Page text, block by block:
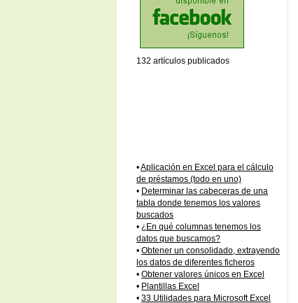
132 artículos publicados
•Aplicación en Excel para el cálculo
de préstamos (todo en uno)
• Determinar las cabeceras de una
tabla donde tenemos los valores
buscados
• ¿En qué columnas tenemos los
datos que buscamos?
• Obtener un consolidado, extrayendo
los datos de diferentes ficheros
• Obtener valores únicos en Excel
• Plantillas Excel
• 33 Utilidades para Microsoft Excel